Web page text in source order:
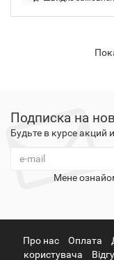
Подписка на
Будьте в курсе акций
Мене
Про нас Оплата
користувача